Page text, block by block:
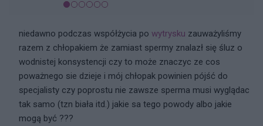
niedawno podczas współżycia po wytrysku zauważyliśmy
razem z chłopakiem że zamiast spermy znalazł się śluz o
wodnistej konsystencji czy to może znaczyc ze cos
poważnego sie dzieje i mój chłopak powinien pójść do
specjalisty czy poprostu nie zawsze sperma musi wyglądac
tak samo (tzn biała itd.) jakie sa tego powody albo jakie
mogą być ???